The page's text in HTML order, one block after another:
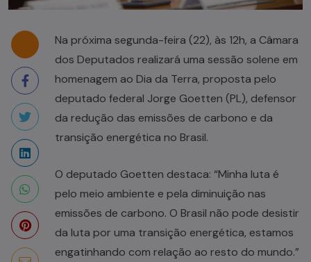
Na próxima segunda-feira (22), às 12h, a Câmara
dos Deputados realizará uma sessão solene em
homenagem ao Dia da Terra, proposta pelo
deputado federal Jorge Goetten (PL), defensor
da redução das emissões de carbono e da
transição energética no Brasil.
O deputado Goetten destaca: “Minha luta é
pelo meio ambiente e pela diminuição nas
emissões de carbono. O Brasil não pode desistir
da luta por uma transição energética, estamos
engatinhando com relação ao resto do mundo.”